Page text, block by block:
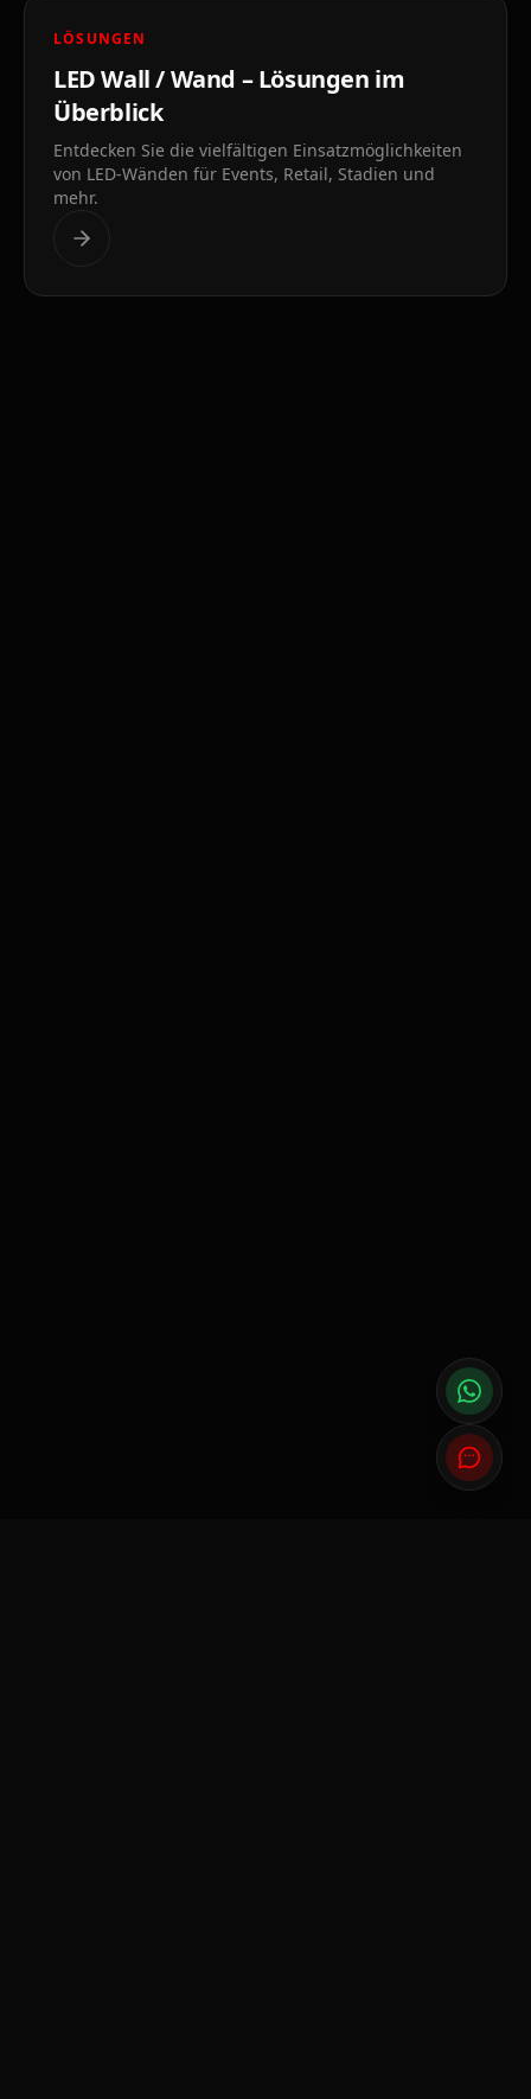
LÖSUNGEN
LED Wall / Wand – Lösungen im
Überblick
Entdecken Sie die vielfältigen Einsatzmöglichkeiten
von LED-Wänden für Events, Retail, Stadien und
mehr.